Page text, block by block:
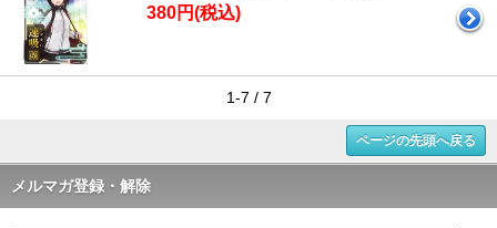
380円(税込)
1-7 / 7
ページの先頭へ戻る
メルマガ登録・解除